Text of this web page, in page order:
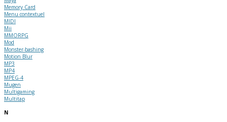
Memory Card
Menu contextuel
MIDI
Mii
MMORPG
Mod
Monster-bashing
Motion Blur
MP3
MP4
MPEG-4
Mugen
Multigaming
Multitap
N